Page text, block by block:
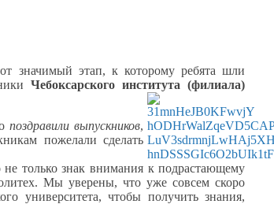
значимый этап, к которомуребята шли
Чебоксарского института (филиала)
поздравили выпускников,
пожелали сделать
не толькознак внимания к подрастающему
Мы уверены, что уже совсем скоро
университета, чтобы получить знания,